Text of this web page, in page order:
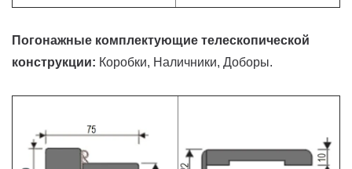
Погонажные комплектующие телескопической
конструкции: Коробки, Наличники, Доборы.